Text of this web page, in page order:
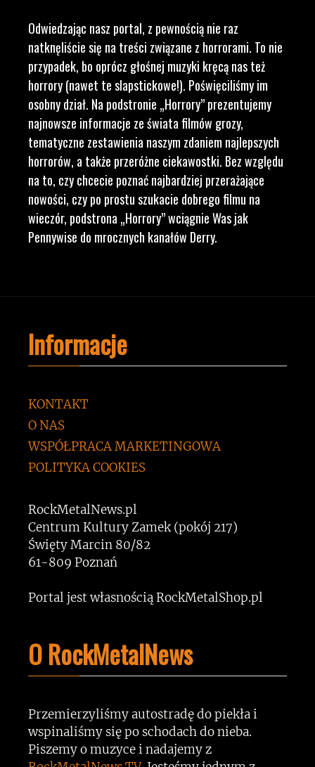
Odwiedzając nasz portal, z pewnością nie raz
natknęliście się na treści związane z horrorami. To nie
przypadek, bo oprócz głośnej muzyki kręcą nas też
horrory (nawet te slapstickowe!). Poświęciliśmy im
osobny dział. Na podstronie „Horrory” prezentujemy
najnowsze informacje ze świata filmów grozy,
tematyczne zestawienia naszym zdaniem najlepszych
horrorów, a także przeróżne ciekawostki. Bez względu
na to, czy chcecie poznać najbardziej przerażające
nowości, czy po prostu szukacie dobrego filmu na
wieczór, podstrona „Horrory” wciągnie Was jak
Pennywise do mrocznych kanałów Derry.
Informacje
KONTAKT
O NAS
WSPÓŁPRACA MARKETINGOWA
POLITYKA COOKIES
RockMetalNews.pl
Centrum Kultury Zamek (pokój 217)
Święty Marcin 80/82
61-809 Poznań
Portal jest własnością RockMetalShop.pl
O RockMetalNews
Przemierzyliśmy autostradę do piekła i
wspinaliśmy się po schodach do nieba.
Piszemy o muzyce i nadajemy z